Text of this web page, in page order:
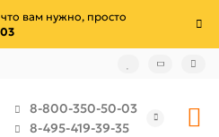
вам нужно, просто
8-800-350-50-03
8-495-419-39-35